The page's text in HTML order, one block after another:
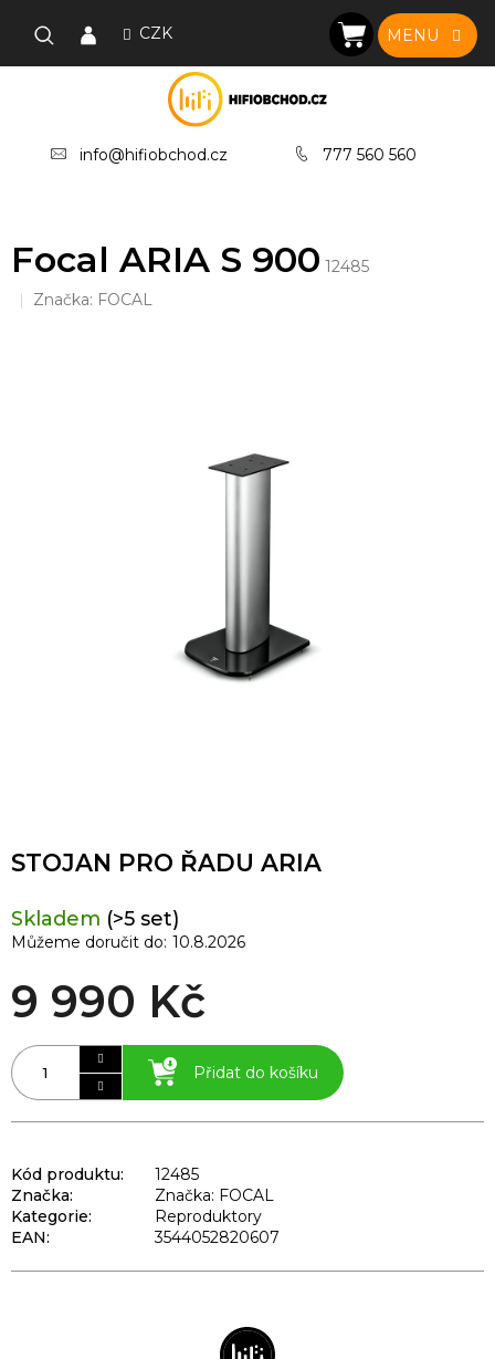
CZK
info@hifiobchod.cz 777 560 560
NÁKUPNÍ
KOŠÍK
Focal ARIA S 900 12485
Značka: FOCAL
Skladem (>5 set)
Můžeme doručit do: 10.8.2026
9 990 Kč
Přidat do košíku
STOJAN PRO ŘADU ARIA
Kód produktu:
12485
Značka:
Značka: FOCAL
Kategorie:
Reproduktory
EAN: 3544052820607